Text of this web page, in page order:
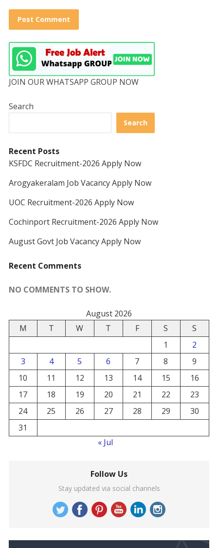
JOIN OUR WHATSAPP GROUP NOW
Search
Search
Recent Posts
KSFDC Recruitment-2026 Apply Now
Arogyakeralam Job Vacancy Apply Now
UOC Recruitment-2026 Apply Now
Cochinport Recruitment-2026 Apply Now
August Govt Job Vacancy Apply Now
Recent Comments
NO COMMENTS TO SHOW.
August 2026
M
T W T F S
S
1
2
3
4 5 6 7 8
9
10
11 12 13 14 15
16
17
18 19 20 21 22
23
24
25 26 27 28 29
30
31
« Jul
Follow Us
Stay updated via social channels